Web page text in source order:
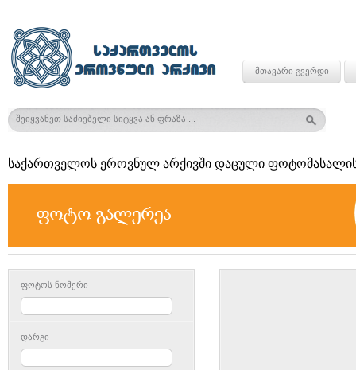
მთავარი გვერდი
საქართველოს ეროვნულ არქივში დაცული
ფოტოს ნომერი
დარგი